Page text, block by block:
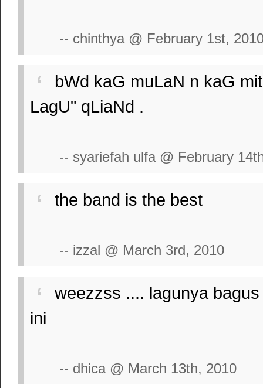
-- chinthya @ February 1st,
bWd kaG muLaN n kaG
LagU" qLiaNd .
-- syariefah ulfa @ February
the band is the best
-- izzal @ March 3rd, 2010
weezzss .... lagunya
ini
-- dhica @ March 13th, 2010